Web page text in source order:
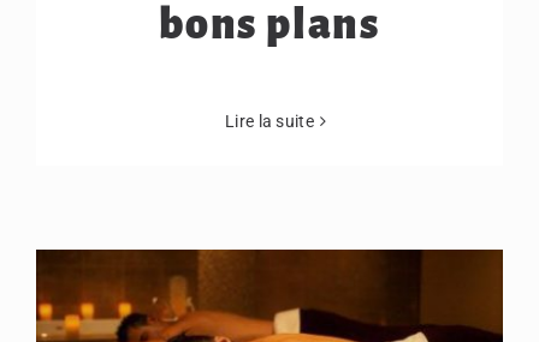
bons plans
Lire la suite